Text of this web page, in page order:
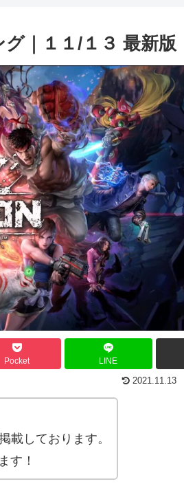
｜１１/１３ 最新版｜
Pocket LINE
2021.11.13
載しております。
す！